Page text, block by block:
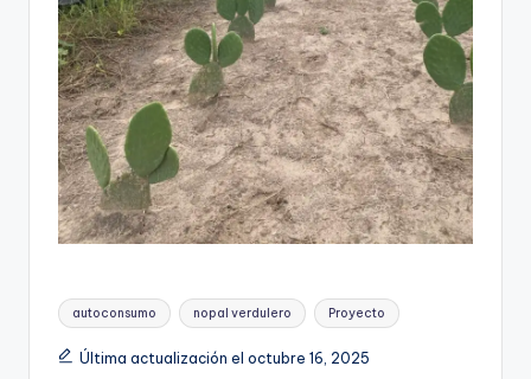
Etiquetas:
autoconsumo nopal verdulero Proyecto
Última actualización el octubre 16, 2025